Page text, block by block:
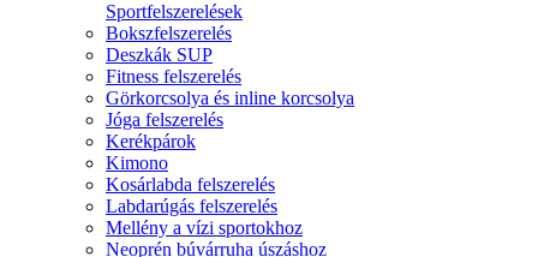
Sportfelszerelések
Bokszfelszerelés
Deszkák SUP
Fitness felszerelés
Görkorcsolya és inline korcsolya
Jóga felszerelés
Kerékpárok
Kimono
Kosárlabda felszerelés
Labdarúgás felszerelés
Mellény a vízi sportokhoz
Neoprén búvárruha úszáshoz